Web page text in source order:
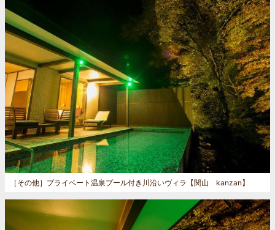
［その他］ プライベート温泉プール付き川沿いヴィラ【関山 kanzan】